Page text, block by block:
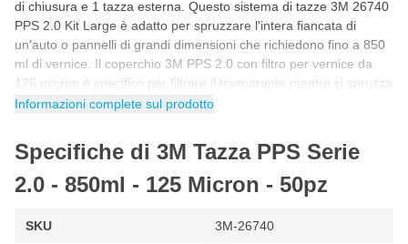
di chiusura e 1 tazza esterna. Questo sistema di tazze 3M 26740
PPS 2.0 Kit Large è adatto per spruzzare l'intera fiancata di
un'auto o pannelli di grandi dimensioni che richiedono fino a 850
ml di vernice. Il coperchio 3M PPS 2.0 con filtro per vernice da
125 micron è specifico per filtrare il trasparente mentre si spruzza
con lo spruzzatore a tazza.
Large?
3M PPS 2.0 Large può essere utilizzato per spruzzare interi
pannelli, parti e superfici più grandi che richiedono fino a 850 ml
dell'intero muso o della parte posteriore, compresi paraurti e
Informazioni complete sul prodotto
Specifiche di 3M Tazza PPS Serie
2.0 - 850ml - 125 Micron - 50pz
SKU 3M-26740